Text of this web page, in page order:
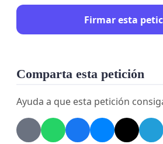
Firmar esta
Comparta esta petición
Ayuda a que esta petición